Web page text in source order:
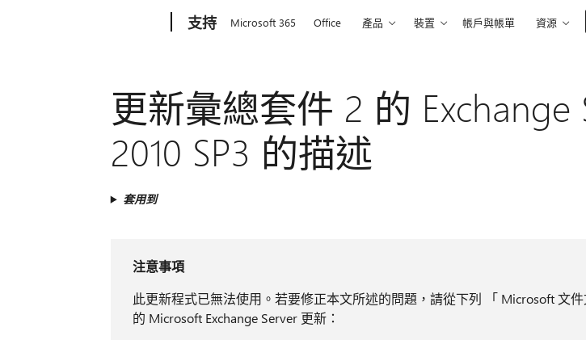
支持 Microsoft 365 Office 產品 裝置 帳戶與帳單 資源
更新彙總套件 2 的 Exchange
2010 SP3 的描述
套用到
注意事項
此更新程式已無法使用。若要修正本文所述的問題，請從下列 「 Microsoft 文
的 Microsoft Exchange Server 更新：